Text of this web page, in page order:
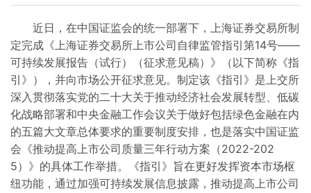
近日，在中国证监会的统一部署下，上海证券交易所制
定完成《上海证券交易所上市公司自律监管指引第14号——
可持续发展报告（试行）（征求意见稿）》（以下简称《指
引》），并向市场公开征求意见。制定该《指引》是上交所
深入贯彻落实党的二十大关于推动经济社会发展转型、低碳
化战略部署和中央金融工作会议关于做好包括绿色金融在内
的五篇大文章总体要求的重要制度安排，也是落实中国证监
会《推动提高上市公司质量三年行动方案（2022-202
5）》的具体工作举措。《指引》旨在更好发挥资本市场枢
纽功能，通过加强可持续发展信息披露，推动提高上市公司